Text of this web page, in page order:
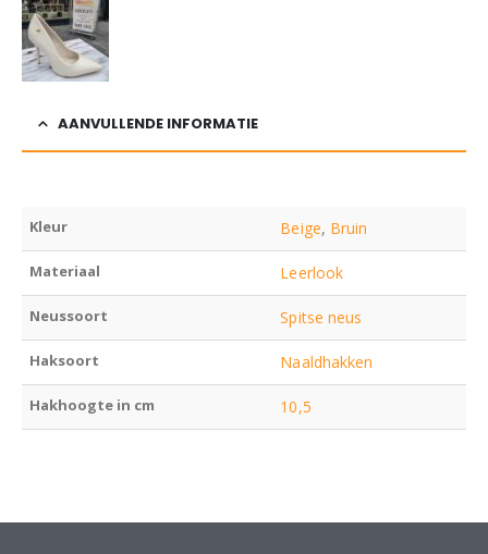
AANVULLENDE INFORMATIE
Kleur Beige, Bruin
Materiaal Leerlook
Neussoort Spitse neus
Haksoort Naaldhakken
Hakhoogte in cm 10,5